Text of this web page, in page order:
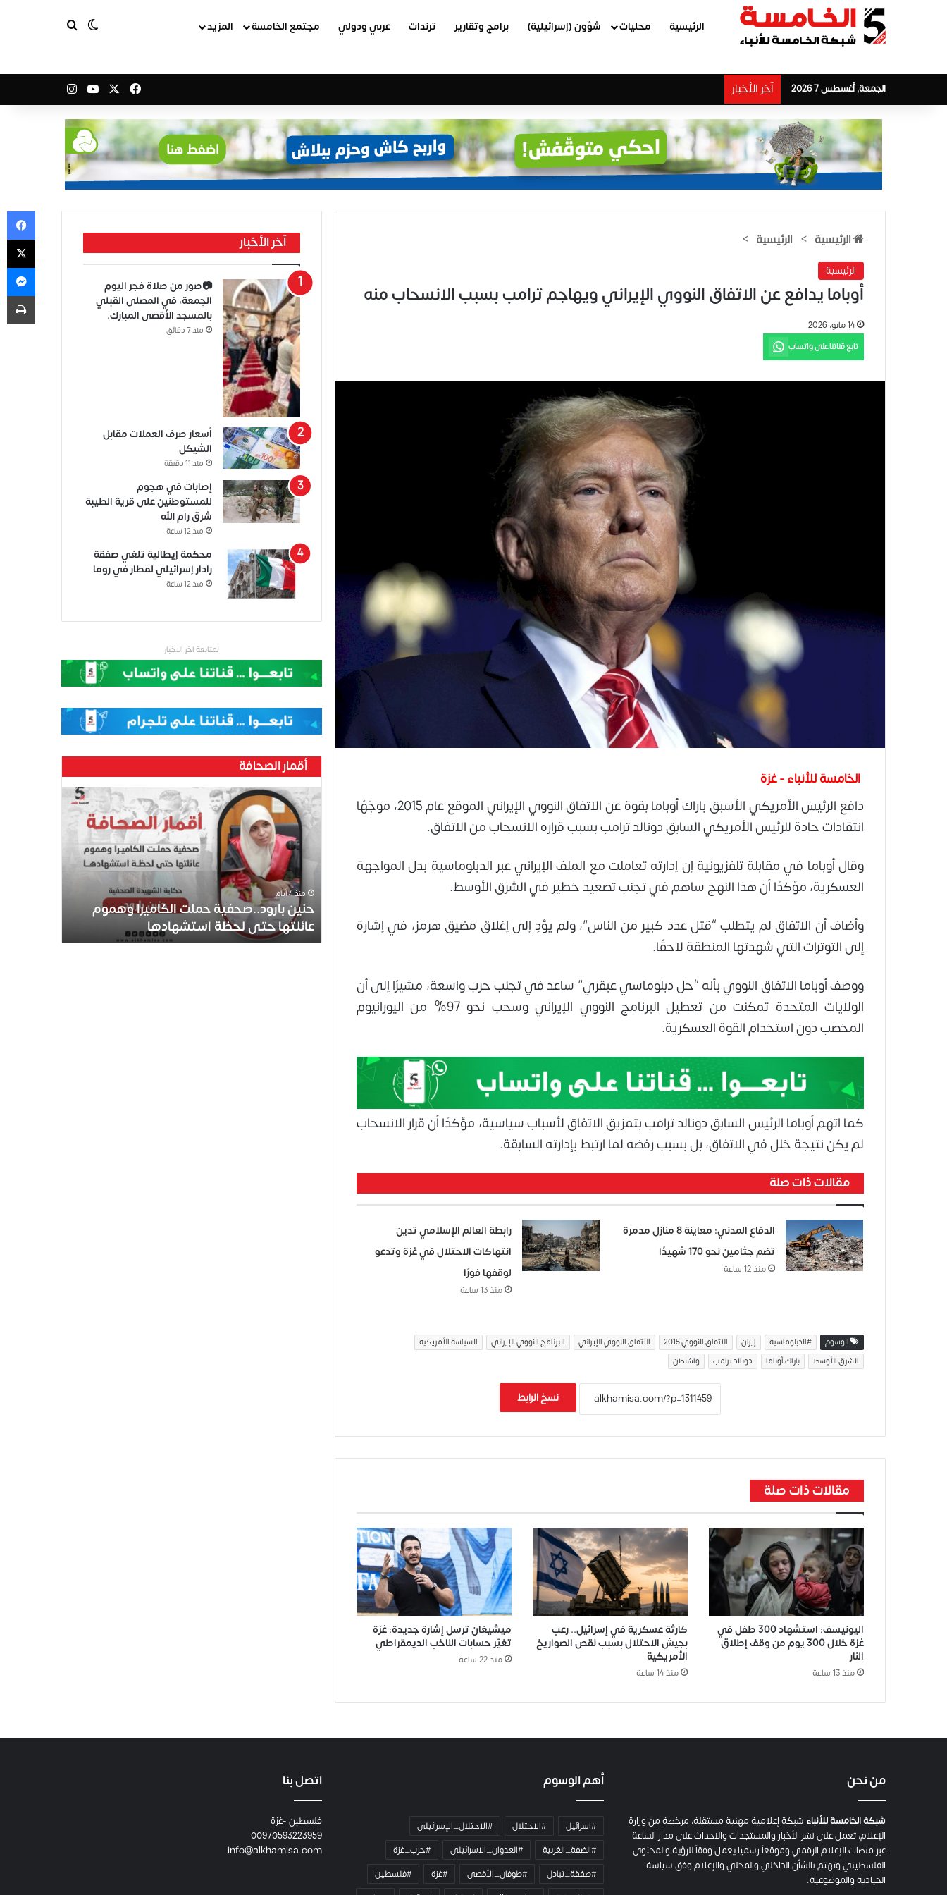
الرئيسية محليات شؤون (إسرائيلية) برامج وتقارير ترندات عربي ودولي مجتمع الخامسة المزيد الوضع المظلم
بحث عن
الجمعة, أغسطس 7 2026 آخر الأخبار فيسبوك‫YouTube
انستقرام
الرئيسية > الرئيسية >
الرئيسية
أوباما يدافع عن الاتفاق النووي الإيراني ويهاجم ترامب بسبب الانسحاب منه
14 مايو، 2026
تابع قناتنا على واتساب
الخامسة للأنباء - غزة
دافع الرئيس الأمريكي الأسبق باراك أوباما
بقوة عن الاتفاق النووي الإيراني الموقع عام 2015، موجّهًا
انتقادات حادة للرئيس الأمريكي السابقدونالد ترامببسبب قراره الانسحاب من الاتفاق.
وقال أوباما في مقابلة تلفزيونية إن إدارته تعاملت مع الملف الإيراني عبر الدبلوماسية بدل المواجهة
العسكرية، مؤكدًا أن هذا النهج ساهم في تجنب تصعيد خطير في الشرق الأوسط.
وأضاف أن الاتفاق لم يتطلب “قتل عدد كبير من الناس”، ولم يؤدِ إلى إغلاق مضيق هرمز، في إشارة
إلى التوترات التي شهدتها المنطقة لاحقًا.
ووصف أوباما الاتفاق النووي بأنه “حل دبلوماسي عبقري” ساعد في تجنب حرب واسعة، مشيرًا إلى أن
الولايات المتحدة تمكنت من تعطيل البرنامج النووي الإيراني وسحب نحو 97% من اليورانيوم
المخصب دون استخدام القوة العسكرية.
كما اتهم أوباما الرئيس السابق دونالد ترامب بتمزيق الاتفاق لأسباب سياسية، مؤكدًا أن قرار الانسحاب
لم يكن نتيجة خلل في الاتفاق، بل بسبب رفضه لما ارتبط بإدارته السابقة.
مقالات ذات صلة
الدفاع المدني: معاينة 8 منازل مدمرة
تضم جثامين نحو 170 شهيدًا
منذ 12 ساعة
رابطة العالم الإسلامي تدين
انتهاكات الاحتلال في غزة وتدعو
لوقفها فورًا
منذ 13 ساعة
الوسوم #الدبلوماسية إيران الاتفاق النووي 2015 الاتفاق النووي الإيراني البرنامج النووي الإيراني
السياسة الأمريكية
الشرق الأوسط
باراك أوباما دونالد ترامب واشنطن
نسخ الرابط
مقالات ذات صلة
اليونيسف: استشهاد 300 طفل في
غزة خلال 300 يوم من وقف إطلاق
النار
منذ 13 ساعة
كارثة عسكرية في إسرائيل.. رعب
بجيش الاحتلال بسبب نقص الصواريخ
الأمريكية
منذ 14 ساعة
ميشيغان ترسل إشارة جديدة: غزة
تغيّر حسابات الناخب الديمقراطي
منذ 22 ساعة
آخر الأخبار
📷صور من صلاة فجر اليوم
الجمعة، في المصلى القبلي
بالمسجد الأقصى المبارك.
منذ 7 دقائق
أسعار صرف العملات مقابل
الشيكل
منذ 11 دقيقة
إصابات في هجوم
للمستوطنين على قرية الطيبة
شرق رام الله
منذ 12 ساعة
محكمة إيطالية تلغي صفقة
رادار إسرائيلي لمطار في روما
منذ 12 ساعة
لمتابعة اخر الاخبار
أقمار الصحافة
حنين
بارود..صحفية
حملت
الكاميرا
وهموم
عائلتها
لحظة
استشهادها
منذ 4 أيام
حنين بارود..صحفية حملت الكاميرا وهموم
عائلتها حتى لحظة استشهادها
من نحن
شبكة الخامسة للأنباء شبكة إعلامية مهنية مستقلة، مرخصة من وزارة
الإعلام، تعمل على نشر الأخبار والمستجدات والاحداث على مدار الساعة
عبر منصات الإعلام الرقمي وموقعاً رسميا يعمل وفقاً للرؤية والمحتوى
الفلسطيني وتهتم بالشأن الداخلي والمحلي والإعلام وفق سياسة
الحيادية والموضوعية.
أهم الوسوم
#اسرائيل #الاحتلال
#الاحتلال_الإسرائيلي
#الضفة_الغربية
#العدوان_الاسرائيلي
#حرب_غزة
#صفقة_تبادل
#طوفان_الأقصى #غزة
#فلسطين
اتصل بنا
فلسطين -غزة
00970593223959
info@alkhamisa.com
‫X